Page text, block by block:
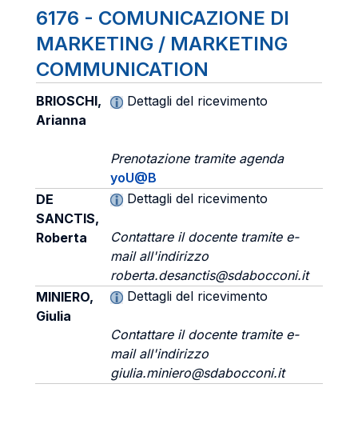
6176 - COMUNICAZIONE DI
MARKETING / MARKETING
COMMUNICATION
BRIOSCHI,
Arianna
Dettagli del ricevimento
Prenotazione tramite agenda
yoU@B
DE
SANCTIS,
Roberta
Dettagli del ricevimento
Contattare il docente tramite e-
mail all'indirizzo
roberta.desanctis@sdabocconi.it
MINIERO,
Giulia
Dettagli del ricevimento
Contattare il docente tramite e-
mail all'indirizzo
giulia.miniero@sdabocconi.it